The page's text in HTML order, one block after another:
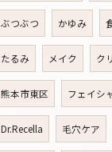
ぶつぶつ かゆみ
たるみ メイク ク
熊本市東区 フェイシ
Dr.Recella 毛穴ケア